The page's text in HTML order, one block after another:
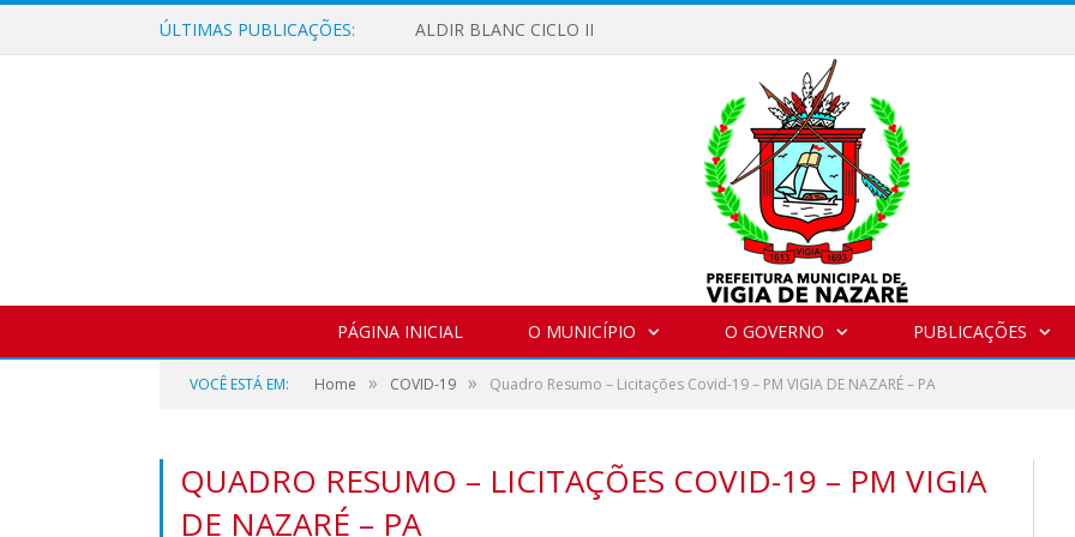
ÚLTIMAS PUBLICAÇÕES: ALDIR BLANC CICLO II
PÁGINA INICIAL O MUNICÍPIO O GOVERNO PUBLICAÇÕES
VOCÊ ESTÁ EM: Home » COVID-19 » Quadro Resumo – Licitações Covid-19 – PM VIGIA DE NAZARÉ – PA
QUADRO RESUMO – LICITAÇÕES COVID-19 – PM VIGIA
DE NAZARÉ – PA